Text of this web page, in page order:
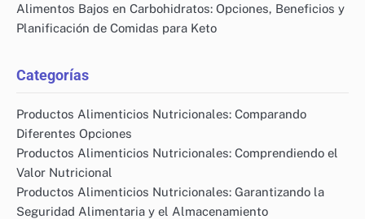
Alimentos Bajos en Carbohidratos: Opciones, Beneficios y
Planificación de Comidas para Keto
Categorías
Productos Alimenticios Nutricionales: Comparando
Diferentes Opciones
Productos Alimenticios Nutricionales: Comprendiendo el
Valor Nutricional
Productos Alimenticios Nutricionales: Garantizando la
Seguridad Alimentaria y el Almacenamiento